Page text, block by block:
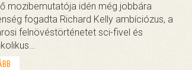
mozibemutatója idén még jobbára
fogadta Richard Kelly ambíciózus, a
felnövéstörténetet sci-fivel és